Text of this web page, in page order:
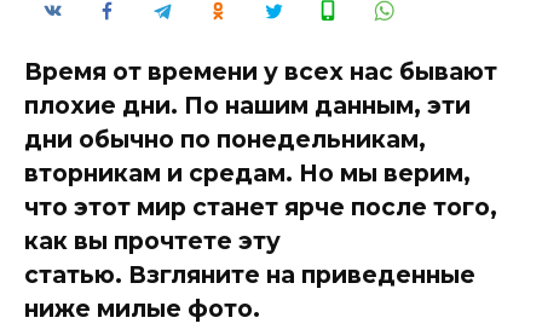
Время от времени у всех нас бывают
плохие дни. По нашим данным, эти
дни обычно по понедельникам,
вторникам и средам. Но мы верим,
что этот мир станет ярче после того,
как вы прочтете эту
статью. Взгляните на приведенные
ниже милые фото.